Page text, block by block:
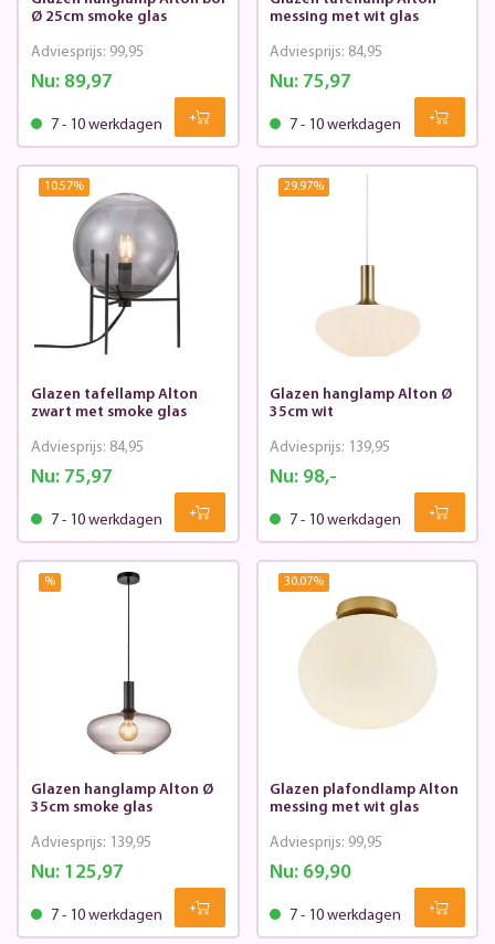
Ø 25cm smoke glas
Nu:89,97
Adviesprijs: 99,95
7 - 10 werkdagen
messing met wit glas
Nu: 75,97
Adviesprijs: 84,95
7 - 10 werkdagen
10.57%
Glazen tafellamp Alton
zwart met smoke glas
Nu:75,97
Adviesprijs: 84,95
7 - 10 werkdagen
29.97%
Glazen hanglamp Alton Ø
35cm wit
Nu: 98,-
Adviesprijs: 139,95
7 - 10 werkdagen
%
Glazen hanglamp Alton Ø
35cm smoke glas
Nu:125,97
Adviesprijs: 139,95
7 - 10 werkdagen
30.07%
Glazen plafondlamp Alton
messing met wit glas
Nu: 69,90
Adviesprijs: 99,95
7 - 10 werkdagen